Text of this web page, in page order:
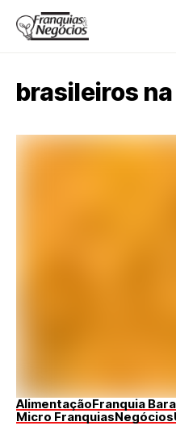
brasileiros
AlimentaçãoFranquia
Micro FranquiasNegócios